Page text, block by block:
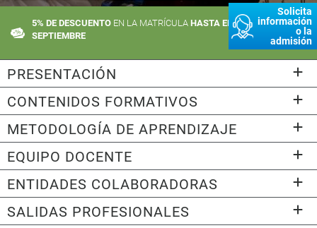
Solicita
información
o la
admisión
5% DE DESCUENTO EN LA MATRÍCULA HASTA EL 10 DE
SEPTIEMBRE
PRESENTACIÓN
CONTENIDOS FORMATIVOS
METODOLOGÍA DE APRENDIZAJE
EQUIPO DOCENTE
ENTIDADES COLABORADORAS
SALIDAS PROFESIONALES